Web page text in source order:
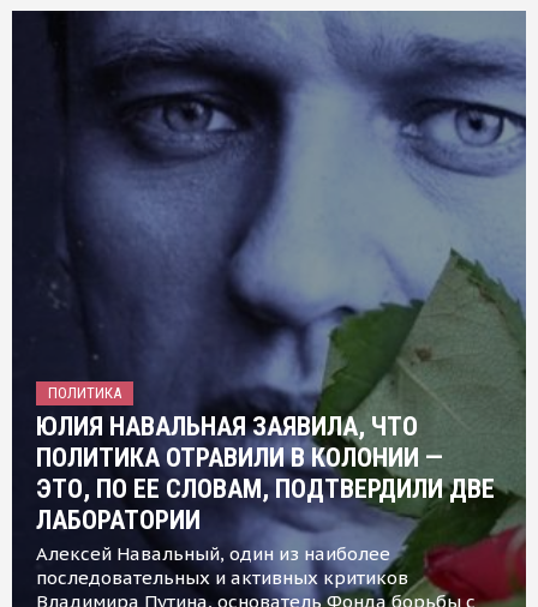
ПОЛИТИКА
ЮЛИЯ НАВАЛЬНАЯ ЗАЯВИЛА, ЧТО
ПОЛИТИКА ОТРАВИЛИ В КОЛОНИИ —
ЭТО, ПО ЕЕ СЛОВАМ, ПОДТВЕРДИЛИ ДВЕ
ЛАБОРАТОРИИ
Алексей Навальный, один из наиболее
последовательных и активных критиков
Владимира Путина, основатель Фонда борьбы с